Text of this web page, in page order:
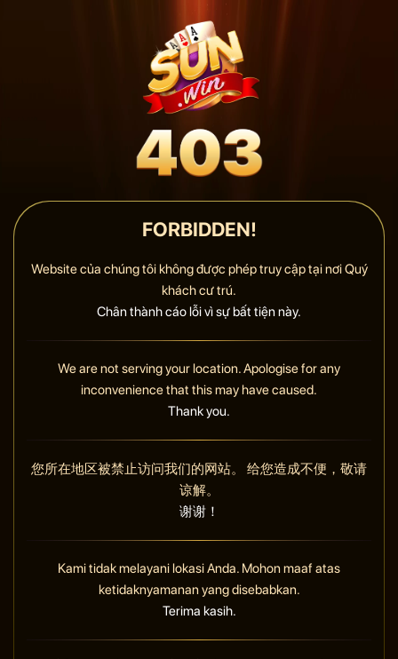
FORBIDDEN!
Website của chúng tôi không được phép truy cập tại nơi Quý
khách cư trú.
Chân thành cáo lỗi vì sự bất tiện này.
We are not serving your location. Apologise for any
inconvenience that this may have caused.
Thank you.
您所在地区被禁止访问我们的网站。 给您造成不便，敬请
谅解。
谢谢！
Kami tidak melayani lokasi Anda. Mohon maaf atas
ketidaknyamanan yang disebabkan.
Terima kasih.